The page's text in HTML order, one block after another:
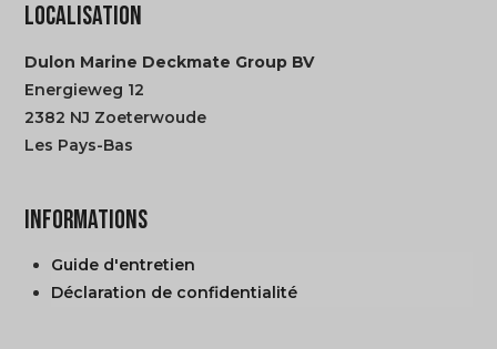
LOCALISATION
Dulon Marine Deckmate Group BV
Energieweg 12
2382 NJ Zoeterwoude
Les Pays-Bas
INFORMATIONS
Guide d'entretien
Déclaration de confidentialité